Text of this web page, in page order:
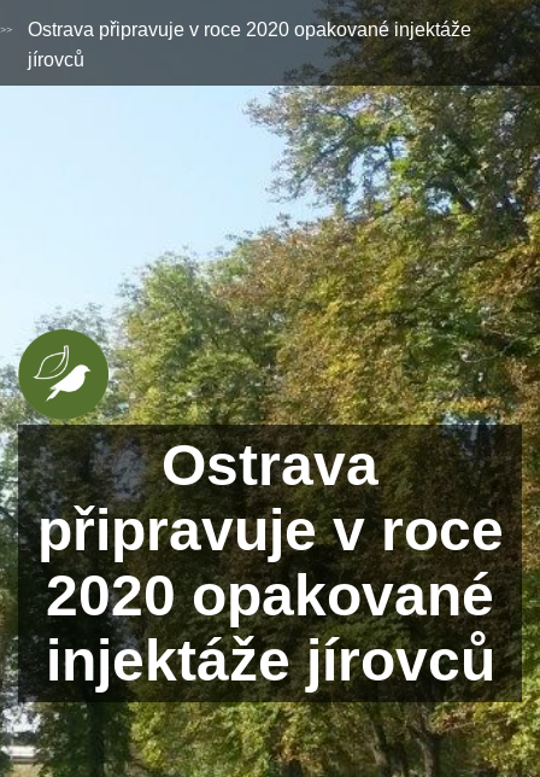
Ostrava připravuje v roce 2020 opakované injektáže
jírovců
Ostrava
připravuje v roce
2020 opakované
injektáže jírovců